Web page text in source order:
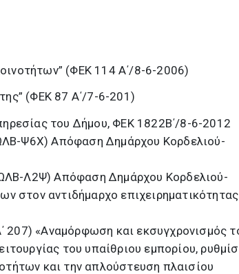
(ΦΕΚ 114 Α΄/8-6-2006)
(ΦΕΚ 87 Α΄/7-6-201)
του Δήμου, ΦΕΚ 1822Β΄/8-6-2012
Ψ6X) Απόφαση Δημάρχου Κορδελιού-
Λ2Ψ) Απόφαση Δημάρχου Κορδελιού-
στον αντιδήμαρχο
207) «Αναμόρφωση και εκσυγχρονισμός
του υπαίθριου εμπορίου,
και την απλούστευση πλαισίου